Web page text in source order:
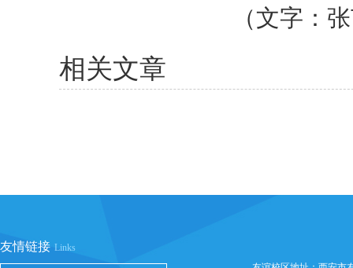
（文字：
相关文章
友情链接 Links